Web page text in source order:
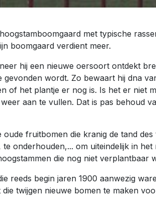
met typische
boomgaard verdient meer.
hij een nieuwe oersoort ontdekt
wordt. Zo bewaart hij dna
of het plantje er nog is. Is het er niet
aan te vullen. Dat is pas behoud
fruitbomen die kranig de tand des
onderhouden,... om uiteindelijk in het
die nog niet verplantbaar
reeds begin jaren 1900 aanwezig
twijgen nieuwe bomen te maken